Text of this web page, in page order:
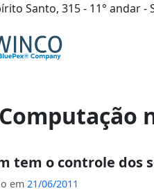
Santo, 315 - 11° andar -
Computação
tem o controle dos
em 21/06/2011